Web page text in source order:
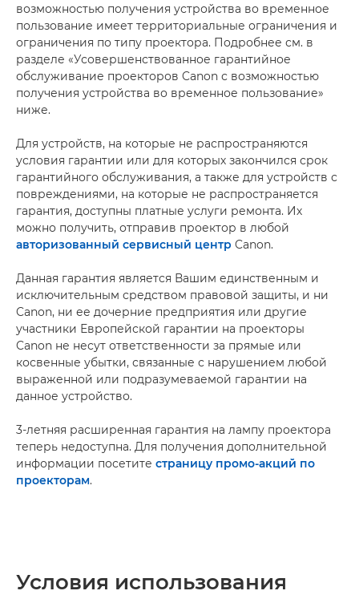
возможностью получения устройства во временное
пользование имеет территориальные ограничения и
ограничения по типу проектора. Подробнее см. в
разделе «Усовершенствованное гарантийное
обслуживание проекторов Canon с возможностью
получения устройства во временное пользование»
ниже.
Для устройств, на которые не распространяются
условия гарантии или для которых закончился срок
гарантийного обслуживания, а также для устройств с
повреждениями, на которые не распространяется
гарантия, доступны платные услуги ремонта. Их
можно получить, отправив проектор в любой
авторизованный сервисный центр Canon.
Данная гарантия является Вашим единственным и
исключительным средством правовой защиты, и ни
Canon, ни ее дочерние предприятия или другие
участники Европейской гарантии на проекторы
Canon не несут ответственности за прямые или
косвенные убытки, связанные с нарушением любой
выраженной или подразумеваемой гарантии на
данное устройство.
3-летняя расширенная гарантия на лампу проектора
теперь недоступна. Для получения дополнительной
информации посетите страницу промо-акций по
проекторам.
Условия использования